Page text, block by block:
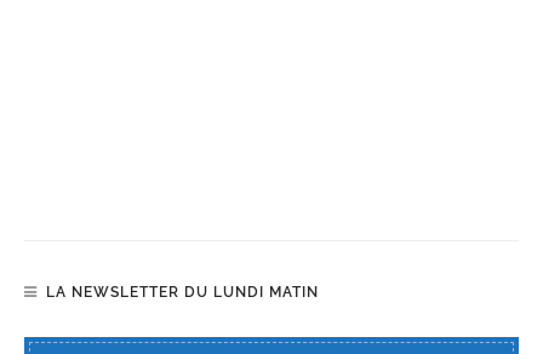
LA NEWSLETTER DU LUNDI MATIN